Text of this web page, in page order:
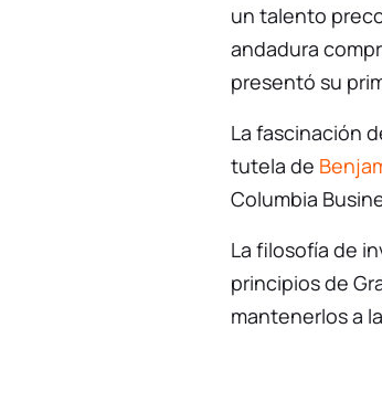
un talento
andadura
presentó su
La fascinación
tutela de
Columbia
La filosofía de
principios de
mantenerlos a